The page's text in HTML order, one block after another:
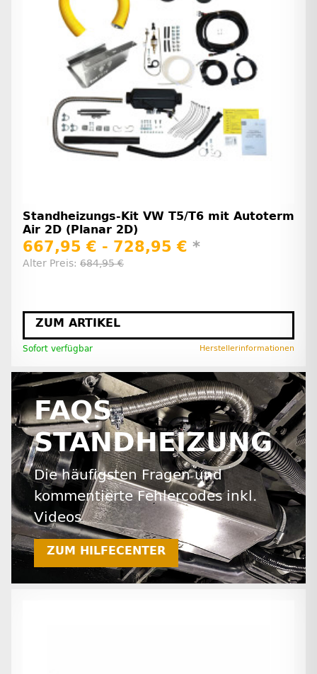
Standheizungs-Kit VW T5/T6 mit Autoterm
Air 2D (Planar 2D)
667,95 € - 728,95 € *
Alter Preis: 684,95 €
ZUM ARTIKEL
Sofort verfügbar Herstellerinformationen
FAQS
STANDHEIZUNG
Die häufigsten Fragen und
kommentierte Fehlercodes inkl.
Videos
ZUM HILFECENTER